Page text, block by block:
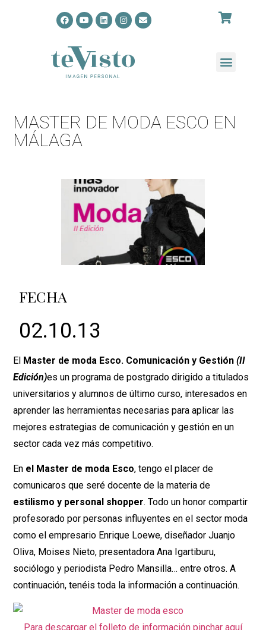
MASTER DE MODA ESCO EN
MÁLAGA
FECHA
02.10.13
El Master de moda Esco. Comunicación y Gestión(II
Edición)es un programa de postgrado dirigido a titulados
universitarios y alumnos de último curso, interesados en
aprender las herramientas necesarias para aplicar las
mejores estrategias de comunicación y gestión en un
sector cada vez más competitivo.
En el Master de moda Esco, tengo el placer de
comunicaros que seré docente de la materia de
estilismo y personal shopper. Todo un honor compartir
profesorado por personas influyentes en el sector moda
como el empresario Enrique Loewe, diseñador Juanjo
Oliva, Moises Nieto, presentadora Ana Igartiburu,
sociólogo y periodista Pedro Mansilla… entre otros. A
continuación, tenéis toda la información a continuación.
Para descargar el folleto de información pinchar aquí